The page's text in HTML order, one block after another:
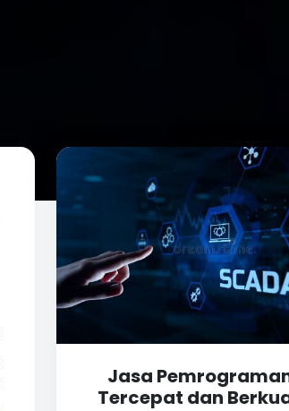
Jasa
Tercepat dan